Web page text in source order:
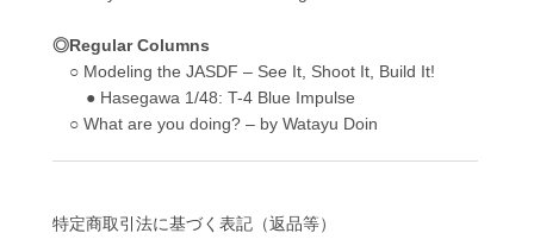
◎Regular Columns
○ Modeling the JASDF – See It, Shoot It, Build It!
● Hasegawa 1/48: T-4 Blue Impulse
○ What are you doing? – by Watayu Doin
特定商取引法に基づく表記（返品等）